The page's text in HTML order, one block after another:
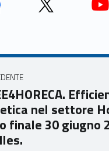
Unio
e
Ven
eto
Unio
e
Ven
eto
nel settore
finale 30 giugno